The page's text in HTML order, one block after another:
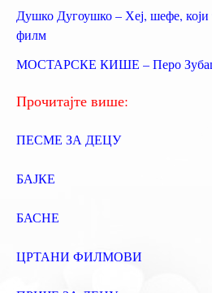
а
з
а
:
Душко Дугоушко – Хеј, шефе, који
филм
МОСТАРСКЕ КИШЕ – Перо
Прочитајте више:
ПЕСМЕ ЗА ДЕЦУ
БАЈКЕ
БАСНЕ
ЦРТАНИ ФИЛМОВИ